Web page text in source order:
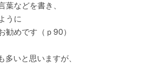
などを書き、
うに
めです（ｐ90）
いと思いますが、